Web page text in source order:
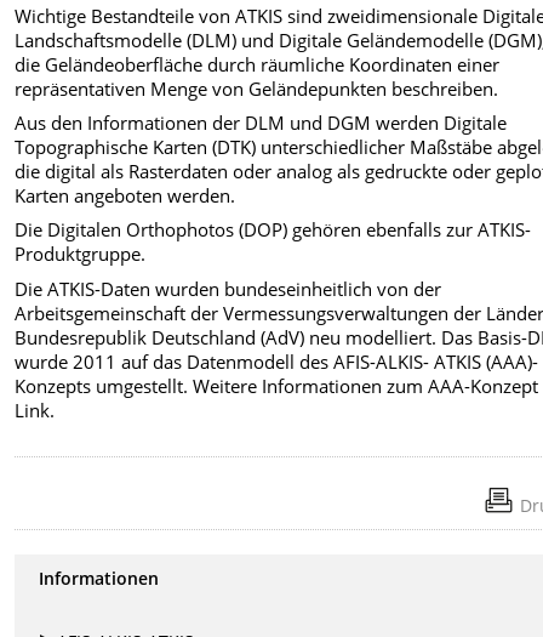
Wichtige Bestandteile von ATKIS sind zweidimensionale
Landschaftsmodelle (DLM) und Digitale Geländemodelle
die Geländeoberfläche durch räumliche Koordinaten einer
repräsentativen Menge von Geländepunkten beschreiben.
Aus den Informationen der DLM und DGM werden Digitale
Topographische Karten (DTK) unterschiedlicher Maßstäbe
die digital als Rasterdaten oder analog als gedruckte oder
Karten angeboten werden.
Die Digitalen Orthophotos (DOP) gehören ebenfalls zur ATKIS-
Produktgruppe.
Die ATKIS-Daten wurden bundeseinheitlich von der
Arbeitsgemeinschaft der Vermessungsverwaltungen der
Bundesrepublik Deutschland (AdV) neu modelliert. Das Basis-
wurde 2011 auf das Datenmodell des AFIS-ALKIS- ATKIS (AAA)-
Konzepts umgestellt. Weitere Informationen zum AAA-Konzept
Link.
Informationen